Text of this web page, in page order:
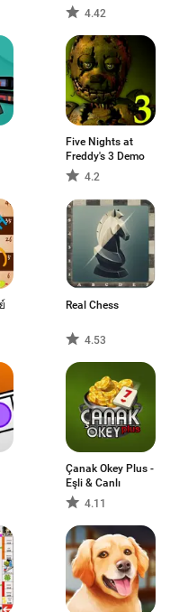
4.42
Five Nights at
Freddy's 3 Demo
4.2
Real Chess
4.53
Çanak Okey Plus -
Eşli & Canlı
4.11